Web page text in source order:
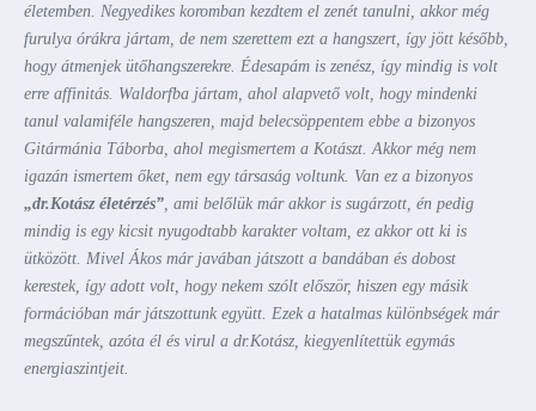
életemben. Negyedikes koromban kezdtem el zenét tanulni, akkor még
furulya órákra jártam, de nem szerettem ezt a hangszert, így jött később,
hogy átmenjek ütőhangszerekre. Édesapám is zenész, így mindig is volt
erre affinitás. Waldorfba jártam, ahol alapvető volt, hogy mindenki
tanul valamiféle hangszeren, majd belecsöppentem ebbe a bizonyos
Gitármánia Táborba, ahol megismertem a Kotászt. Akkor még nem
igazán ismertem őket, nem egy társaság voltunk. Van ez a bizonyos
„dr.Kotász életérzés”, ami belőlük már akkor is sugárzott, én pedig
mindig is egy kicsit nyugodtabb karakter voltam, ez akkor ott ki is
ütközött. Mivel Ákos már javában játszott a bandában és dobost
kerestek, így adott volt, hogy nekem szólt először, hiszen egy másik
formációban már játszottunk együtt. Ezek a hatalmas különbségek már
megszűntek, azóta él és virul a dr.Kotász, kiegyenlítettük egymás
energiaszintjeit.